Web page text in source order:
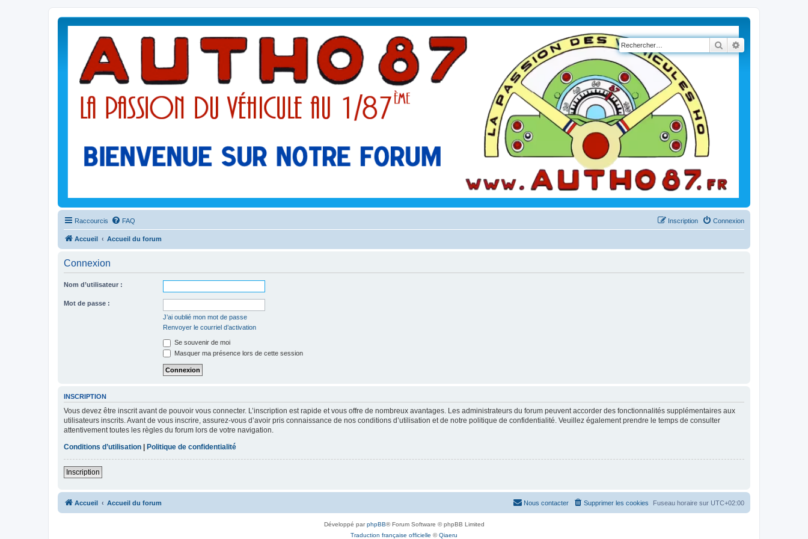
Rechercher
Raccourcis FAQ Connexion
Inscription
Accueil Accueil du forum
Connexion
Nom d’utilisateur :
Mot de passe :
J’ai oublié mon mot de passe
Renvoyer le courriel d’activation
Se souvenir de moi
Masquer ma présence lors de cette session
INSCRIPTION
Vous devez être inscrit avant de pouvoir vous connecter. L’inscription est rapide et vous offre de nombreux avantages. Les administrateurs du forum peuvent accorder des fonctionnalités supplémentaires aux
utilisateurs inscrits. Avant de vous inscrire, assurez-vous d’avoir pris connaissance de nos conditions d’utilisation et de notre politique de confidentialité. Veuillez également prendre le temps de consulter
attentivement toutes les règles du forum lors de votre navigation.
Conditions d’utilisation | Politique de confidentialité
Inscription
Accueil Accueil du forum Fuseau horaire sur UTC+02:00
Supprimer les cookies
Nous contacter
Développé parphpBB® Forum Software © phpBB Limited
Traduction française officielle ©Qiaeru